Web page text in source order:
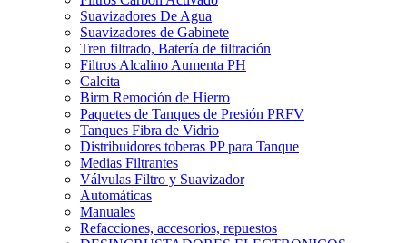
Suavizadores De Agua
Suavizadores de Gabinete
Tren filtrado, Batería de filtración
Filtros Alcalino Aumenta PH
Calcita
Birm Remoción de Hierro
Paquetes de Tanques de Presión PRFV
Tanques Fibra de Vidrio
Distribuidores toberas PP para Tanque
Medias Filtrantes
Válvulas Filtro y Suavizador
Automáticas
Manuales
Refacciones, accesorios, repuestos